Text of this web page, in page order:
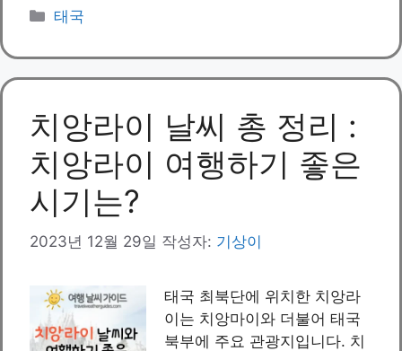
카
고
리
태국
치앙라이 날씨 총 정리 :
치앙라이 여행하기 좋은
시기는?
2023년 12월 29일 작성자: 기상이
태국 최북단에 위치한 치앙라
이는 치앙마이와 더불어 태국
북부에 주요 관광지입니다. 치